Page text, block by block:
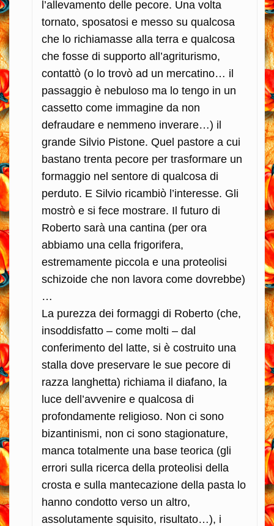
l’allevamento delle pecore. Una volta
tornato, sposatosi e messo su qualcosa
che lo richiamasse alla terra e qualcosa
che fosse di supporto all’agriturismo,
contattò (o lo trovò ad un mercatino… il
passaggio è nebuloso ma lo tengo in un
cassetto come immagine da non
defraudare e nemmeno inverare…) il
grande Silvio Pistone. Quel pastore a cui
bastano trenta pecore per trasformare un
formaggio nel sentore di qualcosa di
perduto. E Silvio ricambiò l’interesse. Gli
mostrò e si fece mostrare. Il futuro di
Roberto sarà una cantina (per ora
abbiamo una cella frigorifera,
estremamente piccola e una proteolisi
schizoide che non lavora come dovrebbe)
…
La purezza dei formaggi di Roberto (che,
insoddisfatto – come molti – dal
conferimento del latte, si è costruito una
stalla dove preservare le sue pecore di
razza langhetta) richiama il diafano, la
luce dell’avvenire e qualcosa di
profondamente religioso. Non ci sono
bizantinismi, non ci sono stagionature,
manca totalmente una base teorica (gli
errori sulla ricerca della proteolisi della
crosta e sulla mantecazione della pasta lo
hanno condotto verso un altro,
assolutamente squisito, risultato…), i